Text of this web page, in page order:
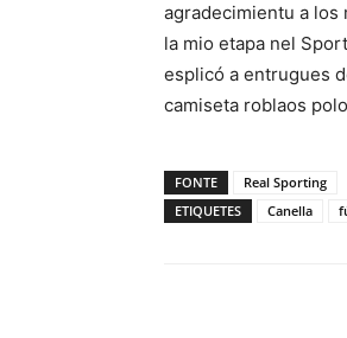
agradecimientu a los
la mio etapa nel
esplicó a entrugues
camiseta roblaos
FONTE
Real Sporting
ETIQUETES
Canella